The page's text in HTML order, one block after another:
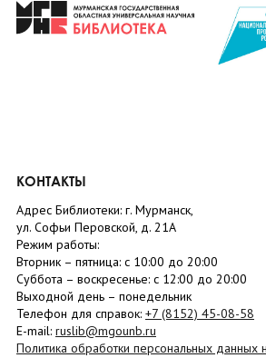
КОНТАКТЫ
Адрес Библиотеки: г. Мурманск,
ул. Софьи Перовской, д. 21А
Режим работы:
Вторник – пятница: с 10:00 до 20:00
Суббота – воскресенье: c 12:00 до 20:00
Выходной день – понедельник
Телефон для справок: +7 (8152) 45-08-58
E-mail: ruslib@mgounb.ru
Политика обработки персональных данных